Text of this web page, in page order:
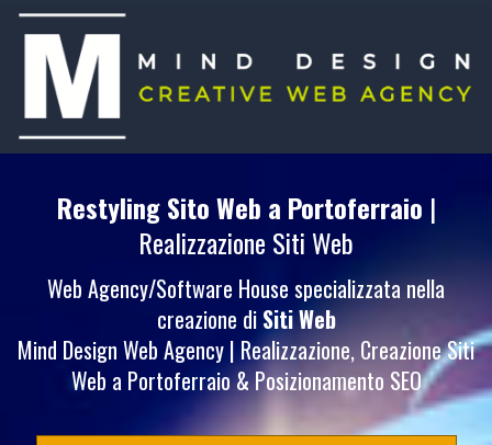
Restyling Sito Web a Portoferraio |
Realizzazione Siti Web
Web Agency/Software House specializzata nella
creazione di Siti Web
Mind Design Web Agency | Realizzazione, Creazione Siti
Web a Portoferraio & Posizionamento SEO